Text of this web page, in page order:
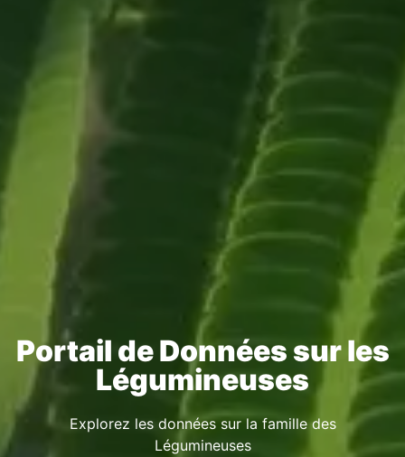
Portail de Données sur les
Légumineuses
Explorez les données sur la famille des
Légumineuses